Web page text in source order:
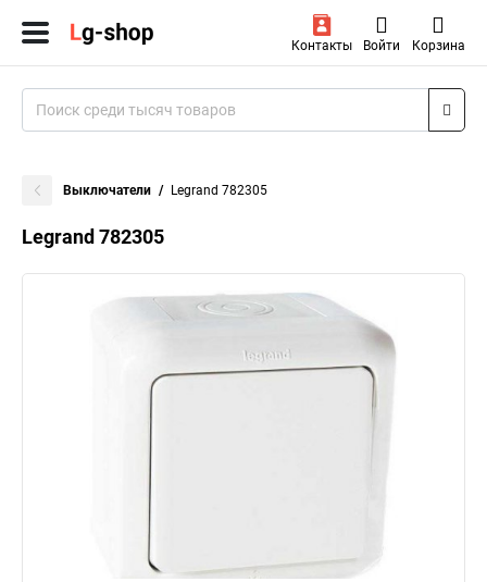
Контакты Войти Корзина
Выключатели Legrand 782305
Legrand 782305